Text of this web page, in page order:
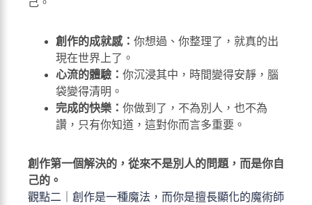
創作的成就感： 你想過、你整理了，就真的出
現在世界上了。
心流的體驗： 你沉浸其中，時間變得安靜，腦
袋變得清明。
完成的快樂： 你做到了，不為別人，也不為
讚，只有你知道，這對你而言多重要。
創作第一個解決的，從來不是別人的問題，而是你自
己的。
觀點二｜創作是一種魔法，而你是擅長顯化的魔術師